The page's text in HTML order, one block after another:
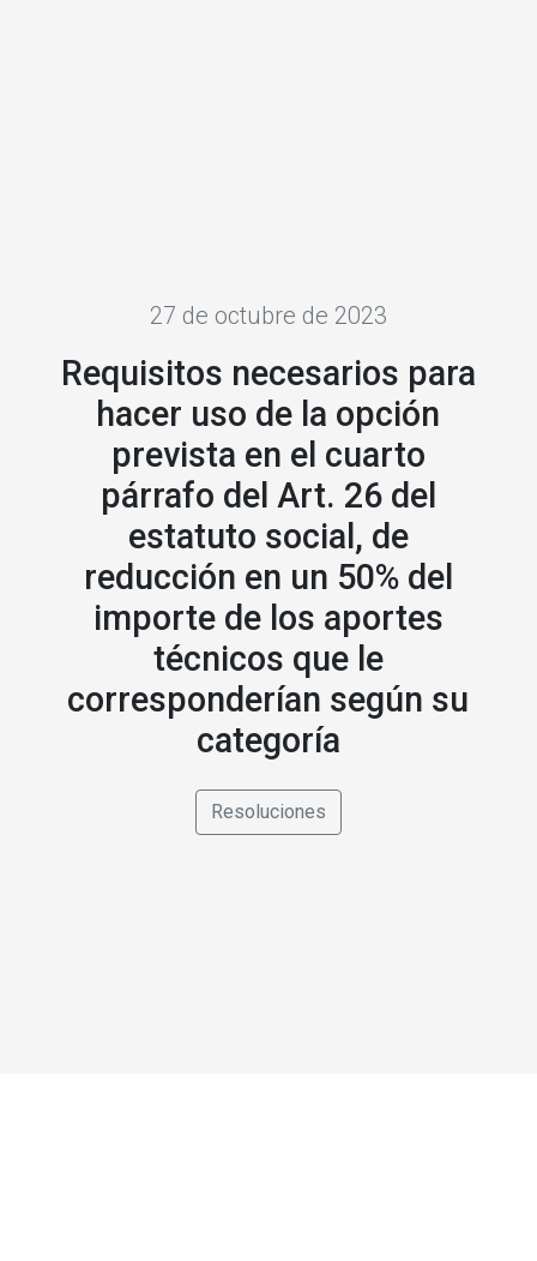
27 de octubre de 2023
Requisitos necesarios para
hacer uso de la opción
prevista en el cuarto
párrafo del Art. 26 del
estatuto social, de
reducción en un 50% del
importe de los aportes
técnicos que le
corresponderían según su
categoría
Resoluciones